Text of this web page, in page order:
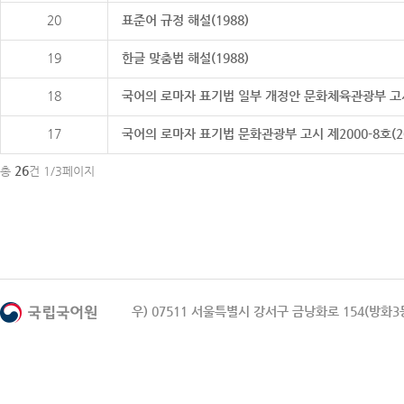
20 표준어 규정 해설(1988)
19 한글 맞춤법 해설(1988)
18 국어의 로마자 표기법 일부 개정안 문화체육관광부
17 국어의 로마자 표기법 문화관광부 고시 제2000-8호
총 26건 1/3페이지
우) 07511 서울특별시 강서구 금낭화로 154(방화3